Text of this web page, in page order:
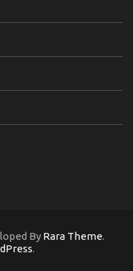
By Rara Theme.
.